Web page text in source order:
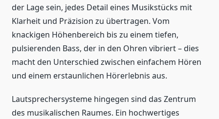
der Lage sein, jedes Detail eines Musikstücks mit
Klarheit und Präzision zu übertragen. Vom
knackigen Höhenbereich bis zu einem tiefen,
pulsierenden Bass, der in den Ohren vibriert – dies
macht den Unterschied zwischen einfachem Hören
und einem erstaunlichen Hörerlebnis aus.
Lautsprechersysteme hingegen sind das Zentrum
des musikalischen Raumes. Ein hochwertiges